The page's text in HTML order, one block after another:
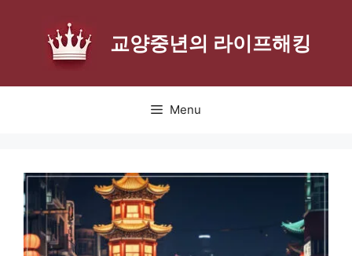
교양중년의 라이프해킹
Menu